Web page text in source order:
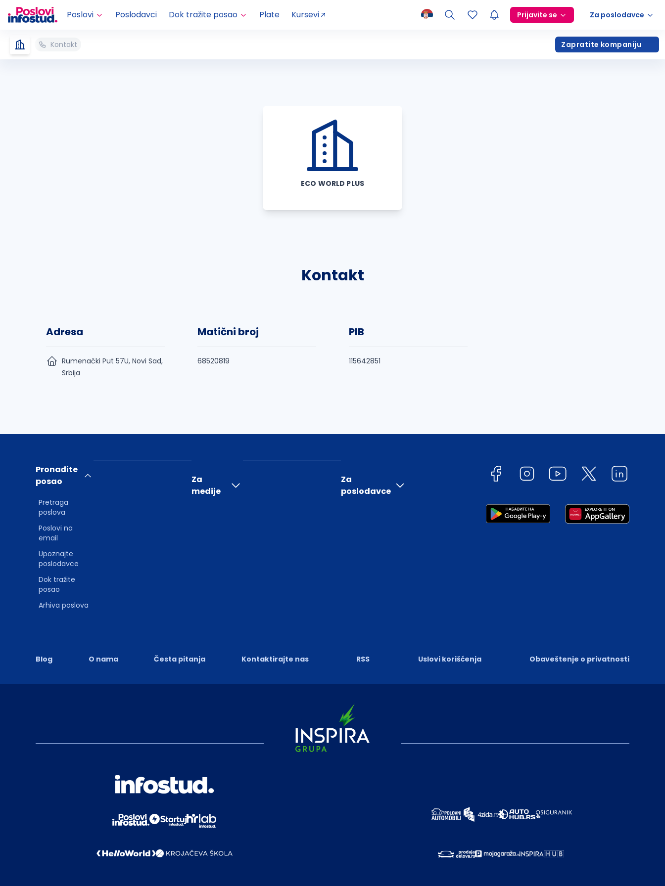
Poslovi Poslodavci Dok tražite posao Plate Kursevi Prijavite se Za poslodavce
Kontakt Zapratite kompaniju
ECO WORLD PLUS
Kontakt
Adresa
Rumenački Put 57U, Novi Sad,
Srbija
Matični broj
68520819
PIB
115642851
Blog O nama Česta pitanja Kontaktirajte nas RSS Uslovi korišćenja Obaveštenje o privatnosti
Pronađite
posao
Pretraga
poslova
Poslovi na
email
Upoznajte
poslodavce
Dok tražite
posao
Arhiva poslova
Za
medije
Za
poslodavce